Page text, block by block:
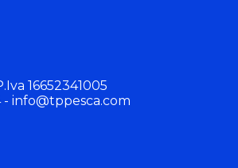
16652341005
- info@tppesca.com